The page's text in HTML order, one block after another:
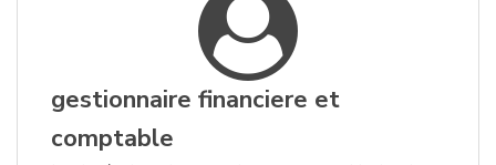
gestionnaire financiere et
comptable